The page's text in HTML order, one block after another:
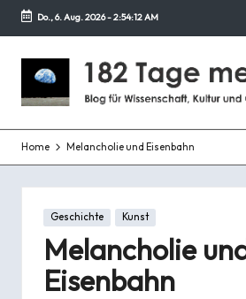
Zurück
zum
Do., 6. Aug. 2026-2:54:12 AM
1
8
2
T
a
g
Blog
Wissenschaft,
Kultur
und
Gesellschaft
Home Melancholie und Eisenbahn
Posted
Geschichte Kunst
Melancholie
Eisenbahn